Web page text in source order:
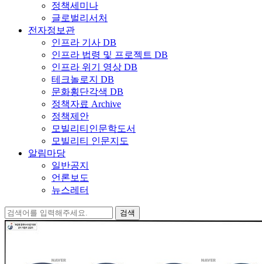
정책세미나
글로벌리서처
전자정보관
인프라 기사 DB
인프라 법령 및 프로젝트 DB
인프라 위기 영상 DB
테크놀로지 DB
문화횡단각색 DB
정책자료 Archive
정책제안
모빌리티인문학도서
모빌리티 인문지도
알림마당
일반공지
언론보도
뉴스레터
검
색: